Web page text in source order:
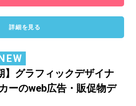
詳細を見る
NEW
】グラフィックデザイナ
ーのweb広告・販促物デ